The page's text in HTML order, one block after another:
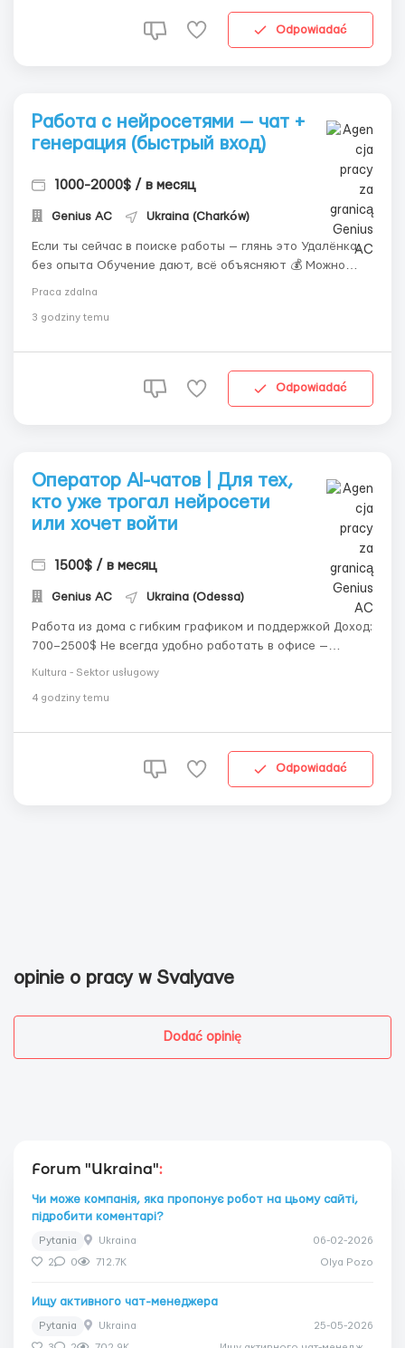
Odpowiadać
Работа с нейросетями — чат +
генерация (быстрый вход)
1000-2000$ / в месяц
Genius AС Ukraina (Charków)
Если ты сейчас в поиске работы — глянь это Удалёнка,
без опыта Обучение дают, всё объясняют 💰 Можно
Главное — быть на связи и нормально общаться Кому
Praca zdalna
3 godziny temu
Odpowiadać
Оператор AI-чатов | Для тех,
кто уже трогал нейросети
или хочет войти
1500$ / в месяц
Genius AС Ukraina (Odessa)
Работа из дома с гибким графиком и поддержкой Доход:
700–2500$ Не всегда удобно работать в офисе —
особенно когда хочется больше свободы. Здесь ты сам(-
предлагаем: • Гибкие смены (8 или 9 часов) • Доход с
Kultura - Sektor usługowy
4 godziny temu
Odpowiadać
opinie o pracy w Svalyave
Dodać opinię
Forum "Ukraina":
Чи може компанія, яка пропонує робот на цьому сайті,
підробити коментарі?
Pytania Ukraina 06-02-2026
2 0 712.7K Olya Pozo
Ищу активного чат-менеджера
Pytania Ukraina 25-05-2026